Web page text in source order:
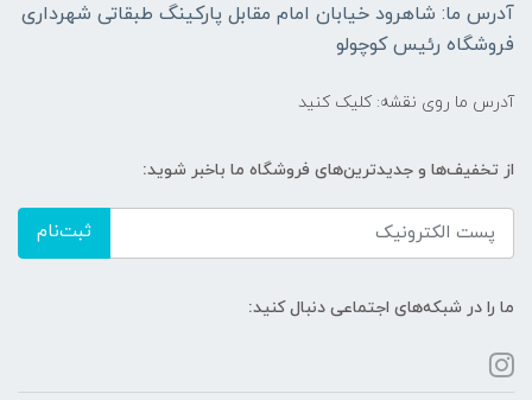
آدرس ما: شاهرود خیابان امام مقابل پارکینگ طبقاتی شهرداری
فروشگاه رئیس کوچولو
آدرس ما روی نقشه: کلیک کنید
از تخفیف‌ها و جدیدترین‌های فروشگاه ما باخبر شوید:
ثبت‌نام
ما را در شبکه‌های اجتماعی دنبال کنید: